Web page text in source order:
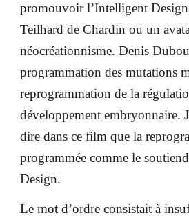
promouvoir l’Intelligent
Teilhard de Chardin ou un
néocréationnisme. Denis
programmation des mutations
reprogrammation de la
développement embryonnaire.
dire dans ce film que la
programmée comme le
Design.
Le mot d’ordre consistait à